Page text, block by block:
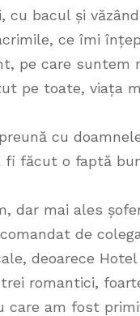
cu bacul și
ce îmi
pe care suntem
pe toate, viața
cu
făcut o faptă
dar mai ales
de
deoarece
romantici,
am fost